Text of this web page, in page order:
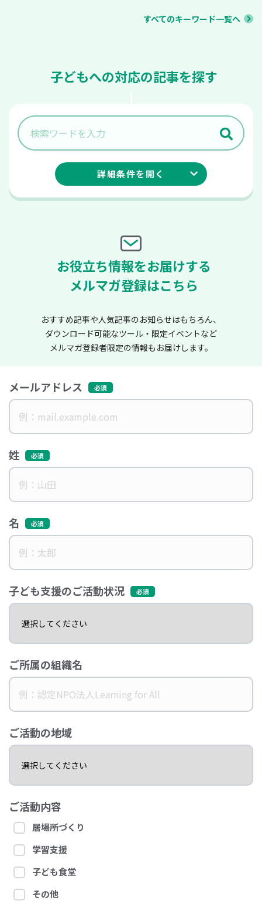
すべてのキーワード一覧へ
子どもへの対応の記事を探す
詳細条件を開く
お役立ち情報をお届けする
メルマガ登録はこちら
おすすめ記事や人気記事のお知らせはもちろん、
ダウンロード可能なツール・限定イベントなど
メルマガ登録者限定の情報もお届けします。
メールアドレス
姓
名
子ども支援のご活動状況
ご所属の組織名
ご活動の地域
ご活動内容
居場所づくり
学習支援
子ども食堂
その他